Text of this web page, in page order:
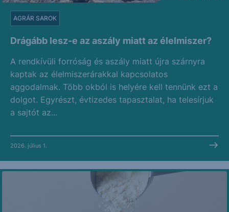
Drágább lesz-e az aszály miatt az élelmiszer?
AGRÁR SAROK
A rendkívüli forróság és aszály miatt újra szárnyra
kaptak az élelmiszerárakkal kapcsolatos
aggodalmak. Több okból is helyére kell tennünk ezt a
dolgot. Egyrészt, évtizedes tapasztalat, ha telesírjuk
a sajtót az...
2026. július 1.